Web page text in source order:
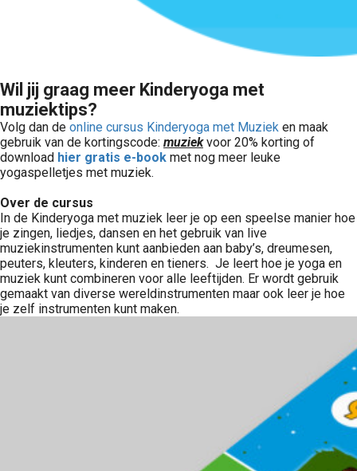
Wil jij graag meer Kinderyoga met
muziektips?
Volg dan de online cursus Kinderyoga met Muziek en maak
gebruik van de kortingscode: muziekvoor 20% korting of
download hier gratis e-book met nog meer leuke
yogaspelletjes met muziek.
Over de cursus
In de Kinderyoga met muziek leer je op een speelse manier hoe
je zingen, liedjes, dansen en het gebruik van live
muziekinstrumenten kunt aanbieden aan baby’s, dreumesen,
peuters, kleuters, kinderen en tieners. Je leert hoe je yoga en
muziek kunt combineren voor alle leeftijden. Er wordt gebruik
gemaakt van diverse wereldinstrumenten maar ook leer je hoe
je zelf instrumenten kunt maken.